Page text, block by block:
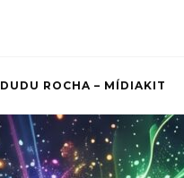
DUDU ROCHA – MÍDIAKIT